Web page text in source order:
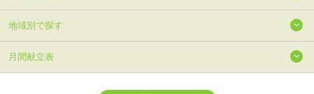
地域別で探す
月間献立表